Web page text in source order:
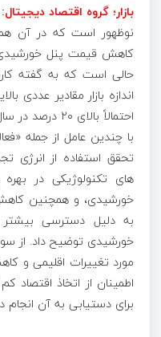
بازار؛ گروه اقتصاد دیجیتال:
نوظهور است که در آن
کاهش قیمت پنل
حالی است که به گفته
اندازه بازار مقادیر عددی
احتمالاً
با چندین عامل از جمله
تحقق استفاده از
‌های تکنولوژیکی در
خورشیدی، و همچنین
به دلیل دسترسی
خورشیدی توضیح داد. از
مورد تغییرات اقلیمی و
اطمینان از اتخاذ اقتصاد
برای دستیابی به آن